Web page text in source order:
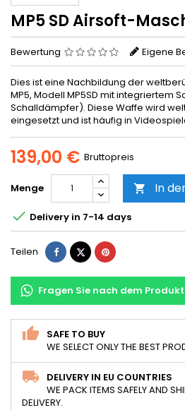
MP5 SD Airsoft-
Bewertung Eigene
Dies ist eine Nachbildung der
MP5, Modell MP5SD mit integriertem
Schalldämpfer). Diese Waffe wird
eingesetzt und ist häufig in
139,00 € Bruttopreis
Menge  In
 Delivery in 7-14 days
Teilen TeilenTweetPinterest
Fragen Sie nach dem
SAFE TO BUY
WE SELECT ONLY THE BEST
DELIVERY IN EU COUNTRIES
WE PACK ITEMS SAFELY AND
DELIVERY.